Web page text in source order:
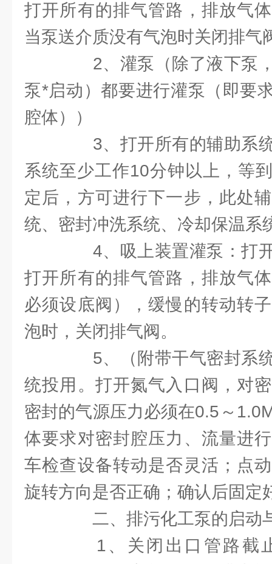
打开所有的排气管路，排放气
当泵送介质没有气泡时关闭排气
2、灌泵（除了液下泵，
泵*启动）都要进行灌泵（即要
腔体））
3、打开所有的辅助系统
系统至少工作10分钟以上，等
定后，方可进行下一步，此处
统、密封冲洗系统、冷却保温系
4、吸上装置灌泵：打开
打开所有的排气管路，排放气
必须设底阀），缓慢的转动转
泡时，关闭排气阀。
5、（附带干气密封系统
统投用。打开氮气入口阀，对
密封的气源压力必须在0.5～
体要求对密封腔压力、流量进
车检查设备转动是否灵活；点
旋转方向是否正确；确认后固定
二、排污化工泵的启动
1、关闭出口管路截